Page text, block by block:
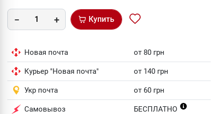
Купить
Новая почта от 80 грн
Курьер "Новая почта" от 140 грн
Укр почта от 60 грн
Самовывоз БЕСПЛАТНО